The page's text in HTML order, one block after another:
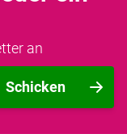
an
Schicken